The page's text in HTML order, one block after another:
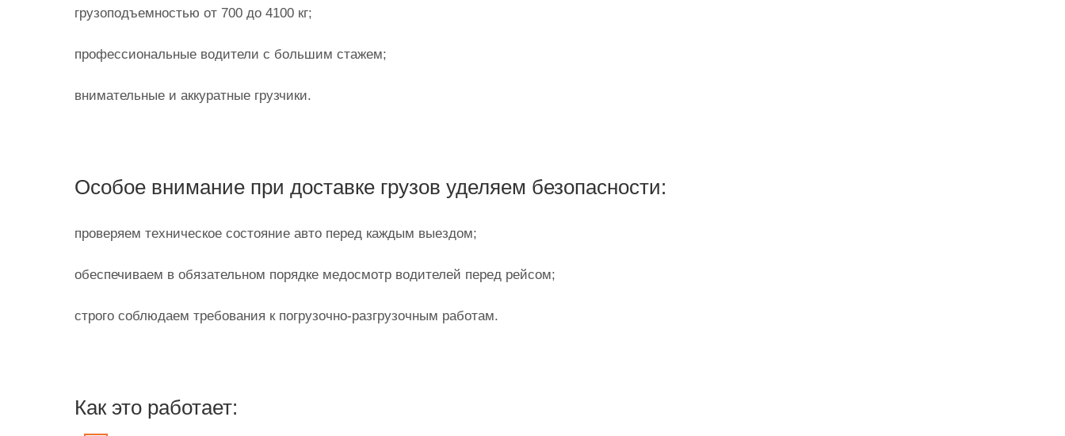
грузоподъемностью от 700 до 4100 кг;
профессиональные водители с большим стажем;
внимательные и аккуратные грузчики.
Особое внимание при доставке грузов уделяем безопасности:
проверяем техническое состояние авто перед каждым выездом;
обеспечиваем в обязательном порядке медосмотр водителей перед рейсом;
строго соблюдаем требования к погрузочно-разгрузочным работам.
Как это работает: